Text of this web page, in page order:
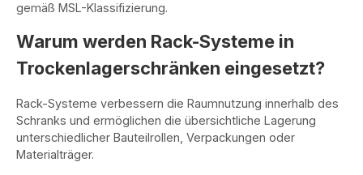
gemäß MSL-Klassifizierung.
Warum werden Rack-Systeme in
Trockenlagerschränken eingesetzt?
Rack-Systeme verbessern die Raumnutzung innerhalb des
Schranks und ermöglichen die übersichtliche Lagerung
unterschiedlicher Bauteilrollen, Verpackungen oder
Materialträger.